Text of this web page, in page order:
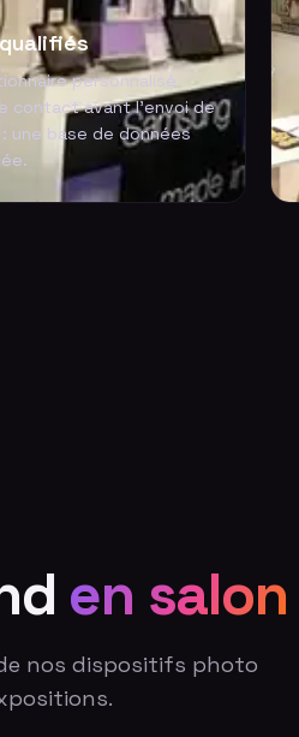
personnalisé
contact avant l'envoi de
une base de données
en salon
nos dispositifs photo